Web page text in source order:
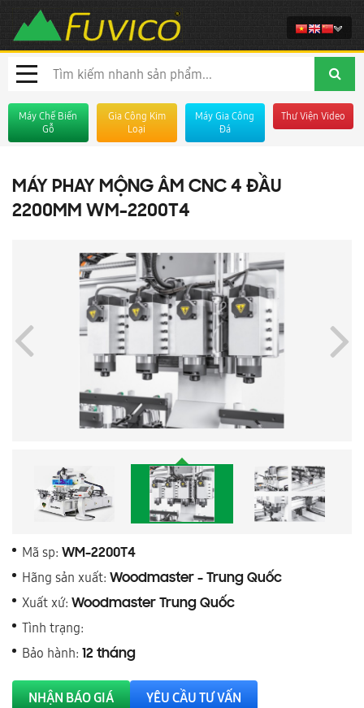
Máy Chế Biến
Gỗ
Gia Công Kim
Loại
Máy Gia Công
Đá
Thư Viện Video
MÁY PHAY MỘNG ÂM CNC 4 ĐẦU
2200MM WM-2200T4
Mã sp: WM-2200T4
Hãng sản xuất: Woodmaster - Trung Quốc
Xuất xứ: Woodmaster Trung Quốc
Tình trạng:
Bảo hành: 12 tháng
NHẬN BÁO GIÁ YÊU CẦU TƯ VẤN